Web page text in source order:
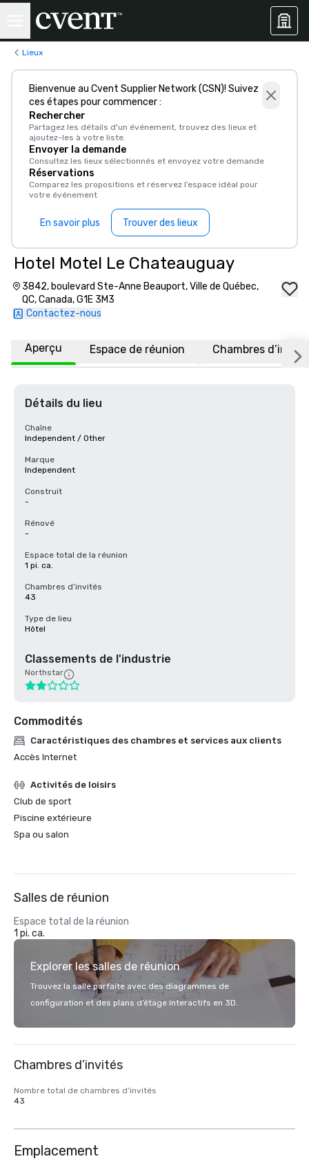
Lieux
Bienvenue au Cvent Supplier Network (CSN)! Suivez
ces étapes pour commencer :
Rechercher
Partagez les détails d'un événement, trouvez des lieux et
ajoutez-les à votre liste.
Envoyer la demande
Consultez les lieux sélectionnés et envoyez votre demande
Réservations
Comparez les propositions et réservez l’espace idéal pour
votre événement
En savoir plus Trouver des lieux
Hotel Motel Le Chateauguay
3842, boulevard Ste-Anne Beauport, Ville de Québec,
QC, Canada, G1E 3M3
Contactez-nous
Aperçu Espace de réunion Chambres
Détails du lieu
Chaîne
Independent / Other
Marque
Independent
Construit
-
Rénové
-
Espace total de la réunion
1 pi. ca.
Chambres d’invités
43
Type de lieu
Hôtel
Classements de l'industrie
Northstar
Commodités
Caractéristiques des chambres et services aux clients
Accès Internet
Activités de loisirs
Club de sport
Piscine extérieure
Spa ou salon
Salles de réunion
Espace total de la réunion
1 pi. ca.
Explorer les salles de réunion
Trouvez la salle parfaite avec des diagrammes de
configuration et des plans d’étage interactifs en 3D.
Chambres d’invités
Nombre total de chambres d’invités
43
Emplacement